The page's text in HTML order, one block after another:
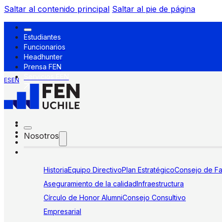
Saltar al contenido principal Saltar al pie de página
Estudiantes
Funcionarios
Headhunter
Prensa FEN
ESEN
Nosotros
HistoriaEquipo DirectivoPlan EstratégicoConsejo de
Aseguramiento de la calidadInfraestructura
Círculo de Honor AlumniConsejo Consultivo
Empresarial